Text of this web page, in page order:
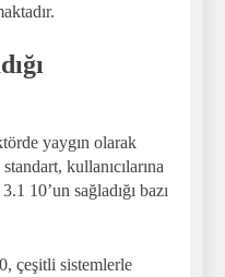
yaygın olarak
kullanıcılarına
10’un sağladığı bazı
çeşitli sistemlerle